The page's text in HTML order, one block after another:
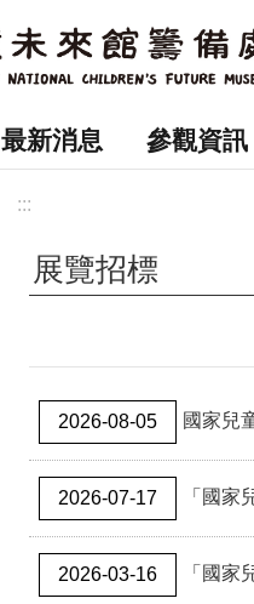
最新消息 參觀資訊
:::
展覽招標
2026-08-05 國家兒
2026-07-17 「國家
2026-03-16 「國家